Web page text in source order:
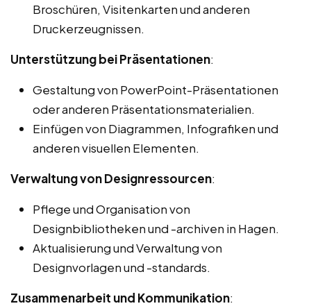
Broschüren, Visitenkarten und anderen
Druckerzeugnissen.
Unterstützung bei Präsentationen:
Gestaltung von PowerPoint-Präsentationen
oder anderen Präsentationsmaterialien.
Einfügen von Diagrammen, Infografiken und
anderen visuellen Elementen.
Verwaltung von Designressourcen:
Pflege und Organisation von
Designbibliotheken und -archiven in Hagen.
Aktualisierung und Verwaltung von
Designvorlagen und -standards.
Zusammenarbeit und Kommunikation: